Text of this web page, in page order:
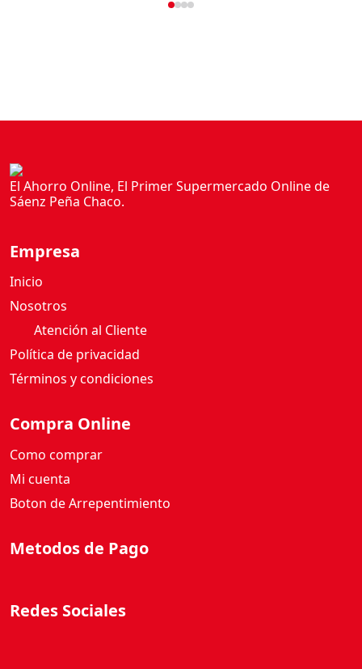
El Ahorro Online, El Primer Supermercado Online de
Sáenz Peña Chaco.
Empresa
Inicio
Nosotros
Atención al Cliente
Política de privacidad
Términos y condiciones
Compra Online
Como comprar
Mi cuenta
Boton de Arrepentimiento
Metodos de Pago
Redes Sociales